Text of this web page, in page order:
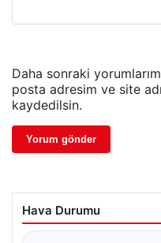
Daha sonraki
posta adresim ve site
kaydedilsin.
Hava Durumu